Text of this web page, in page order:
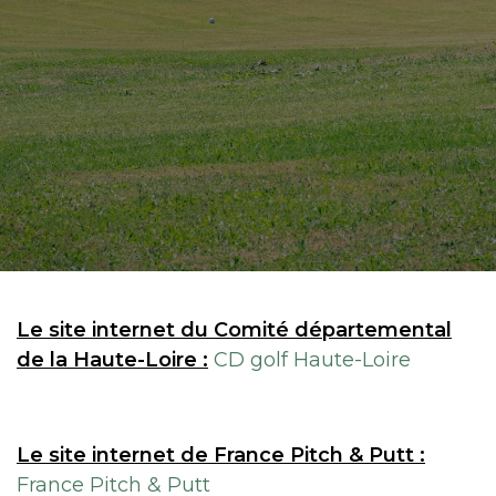
Le site internet du Comité départemental
de la Haute-Loire : CD golf Haute-Loire
Le site internet de France Pitch & Putt :
France Pitch & Putt